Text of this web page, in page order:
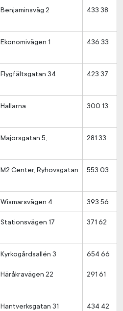
Benjaminsväg 2 433 38
Ekonomivägen 1 436 33
Flygfältsgatan 34 423 37
Hallarna 300 13
Majorsgatan 5, 281 33
M2 Center, Ryhovsgatan 553 03
Wismarsvägen 4 393 56
Stationsvägen 17 371 62
Kyrkogårdsallén 3 654 66
Häråkravägen 22 291 61
Hantverksgatan 31 434 42